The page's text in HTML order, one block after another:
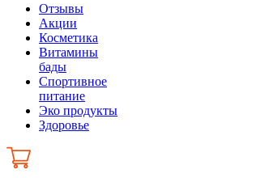
Отзывы
Акции
Косметика
Витамины
бады
Спортивное
питание
Эко продукты
Здоровье